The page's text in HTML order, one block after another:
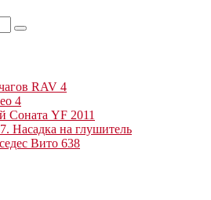
RAV 4
4
Соната YF 2011
Насадка на глушитель
Вито 638